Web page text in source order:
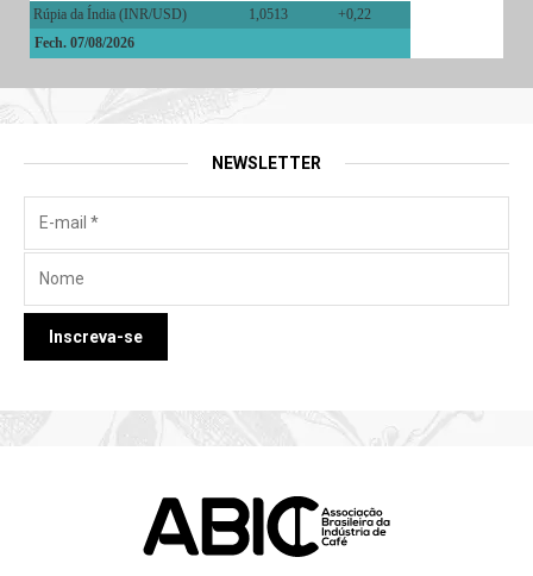
Rúpia da Índia (INR/USD)
1,0513
+0,22
Fech. 07/08/2026
NEWSLETTER